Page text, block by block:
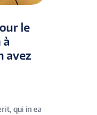
le
à
avez
qui in ea